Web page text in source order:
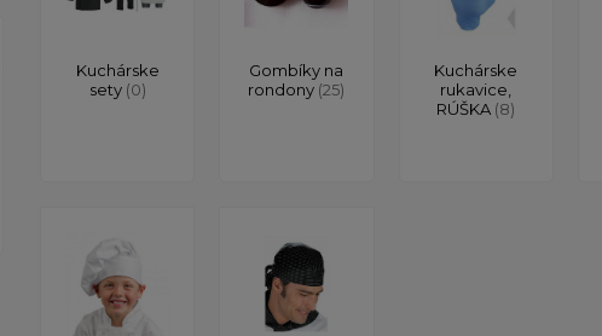
Kuchárske
sety (0)
Gombíky na
rondony (25)
Kuchárske
rukavice,
RÚŠKA (8)